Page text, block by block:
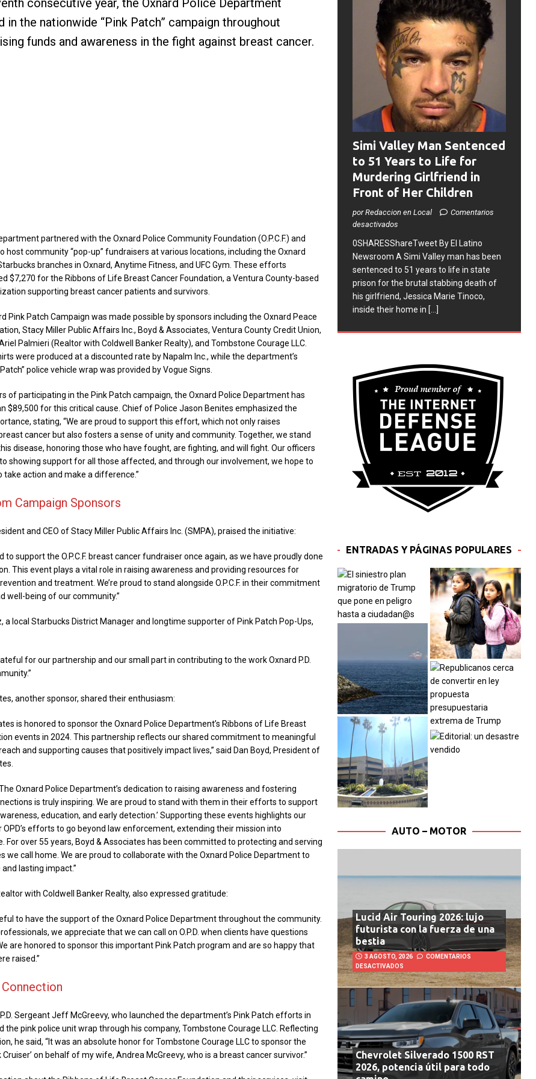
consecutive year, the Oxnard Police Department
in the nationwide “Pink Patch” campaign throughout
funds and awareness in the fight against breast cancer.
partnered with the Oxnard Police Community Foundation (O.P.C.F.) and
host community “pop-up” fundraisers at various locations, including the Oxnard
branches in Oxnard, Anytime Fitness, and UFC Gym. These efforts
$7,270 for the Ribbons of Life Breast Cancer Foundation, a Ventura County-based
supporting breast cancer patients and survivors.
Pink Patch Campaign was made possible by sponsors including the Oxnard Peace
Stacy Miller Public Affairs Inc., Boyd & Associates, Ventura County Credit Union,
Ariel Palmieri (Realtor with Coldwell Banker Realty), and Tombstone Courage LLC.
were produced at a discounted rate by Napalm Inc., while the department’s
police vehicle wrap was provided by Vogue Signs.
of participating in the Pink Patch campaign, the Oxnard Police Department has
$89,500 for this critical cause. Chief of Police Jason Benites emphasized the
stating, “We are proud to support this effort, which not only raises
cancer but also fosters a sense of unity and community. Together, we stand
disease, honoring those who have fought, are fighting, and will fight. Our officers
showing support for all those affected, and through our involvement, we hope to
take action and make a difference.”
Campaign Sponsors
and CEO of Stacy Miller Public Affairs Inc. (SMPA), praised the initiative:
to support the O.P.C.F. breast cancer fundraiser once again, as we have proudly done
This event plays a vital role in raising awareness and providing resources for
and treatment. We’re proud to stand alongside O.P.C.F. in their commitment
well-being of our community.”
a local Starbucks District Manager and longtime supporter of Pink Patch Pop-Ups,
for our partnership and our small part in contributing to the work Oxnard P.D.
another sponsor, shared their enthusiasm:
is honored to sponsor the Oxnard Police Department’s Ribbons of Life Breast
events in 2024. This partnership reflects our shared commitment to meaningful
and supporting causes that positively impact lives,” said Dan Boyd, President of
Oxnard Police Department’s dedication to raising awareness and fostering
is truly inspiring. We are proud to stand with them in their efforts to support
education, and early detection.’ Supporting these events highlights our
efforts to go beyond law enforcement, extending their mission into
For over 55 years, Boyd & Associates has been committed to protecting and serving
we call home. We are proud to collaborate with the Oxnard Police Department to
lasting impact.”
with Coldwell Banker Realty, also expressed gratitude:
to have the support of the Oxnard Police Department throughout the community.
we appreciate that we can call on O.P.D. when clients have questions
are honored to sponsor this important Pink Patch program and are so happy that
raised.”
Sergeant Jeff McGreevy, who launched the department’s Pink Patch efforts in
the pink police unit wrap through his company, Tombstone Courage LLC. Reflecting
he said, “It was an absolute honor for Tombstone Courage LLC to sponsor the
Cruiser’ on behalf of my wife, Andrea McGreevy, who is a breast cancer survivor.”
Simi Valley Man Sentenced
to 51 Years to Life for
Murdering Girlfriend in
Front of Her Children
por Redaccion en Local
Comentarios
desactivados
0SHARESShareTweet ​By El Latino
Newsroom ​A Simi Valley man has been
sentenced to 51 years to life in state
prison for the brutal stabbing death of
his girlfriend, Jessica Marie Tinoco,
inside their home in [...]
ENTRADAS Y PÁGINAS POPULARES
AUTO – MOTOR
Lucid Air Touring 2026: lujo
futurista con la fuerza de una
bestia
3 AGOSTO, 2026
COMENTARIOS
DESACTIVADOS
Chevrolet Silverado 1500 RST
2026, potencia útil para todo